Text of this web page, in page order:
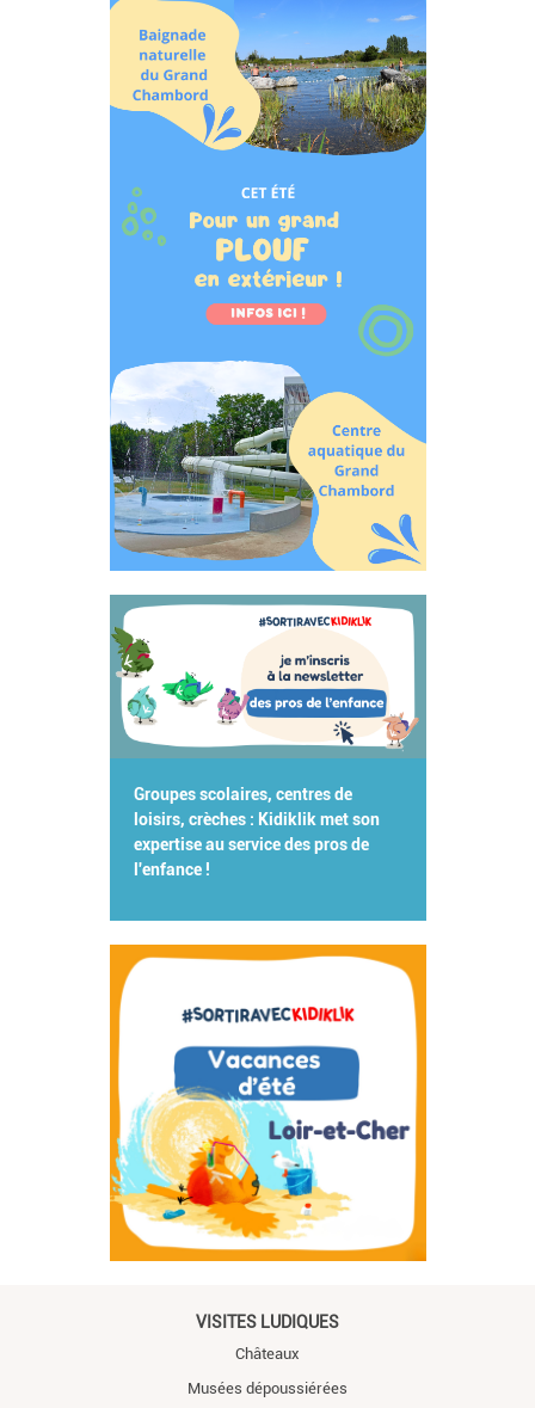
Groupes scolaires, centres de
loisirs, crèches : Kidiklik met son
expertise au service des pros de
l'enfance !
VISITES LUDIQUES
Châteaux
Musées dépoussiérées